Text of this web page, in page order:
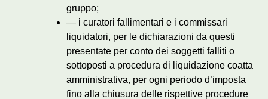
gruppo;
— i curatori fallimentari e i commissari
liquidatori, per le dichiarazioni da questi
presentate per conto dei soggetti falliti o
sottoposti a procedura di liquidazione coatta
amministrativa, per ogni periodo d’imposta
fino alla chiusura delle rispettive procedure